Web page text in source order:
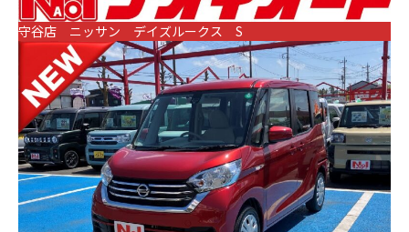
守谷店 ニッサン デイズルークス S